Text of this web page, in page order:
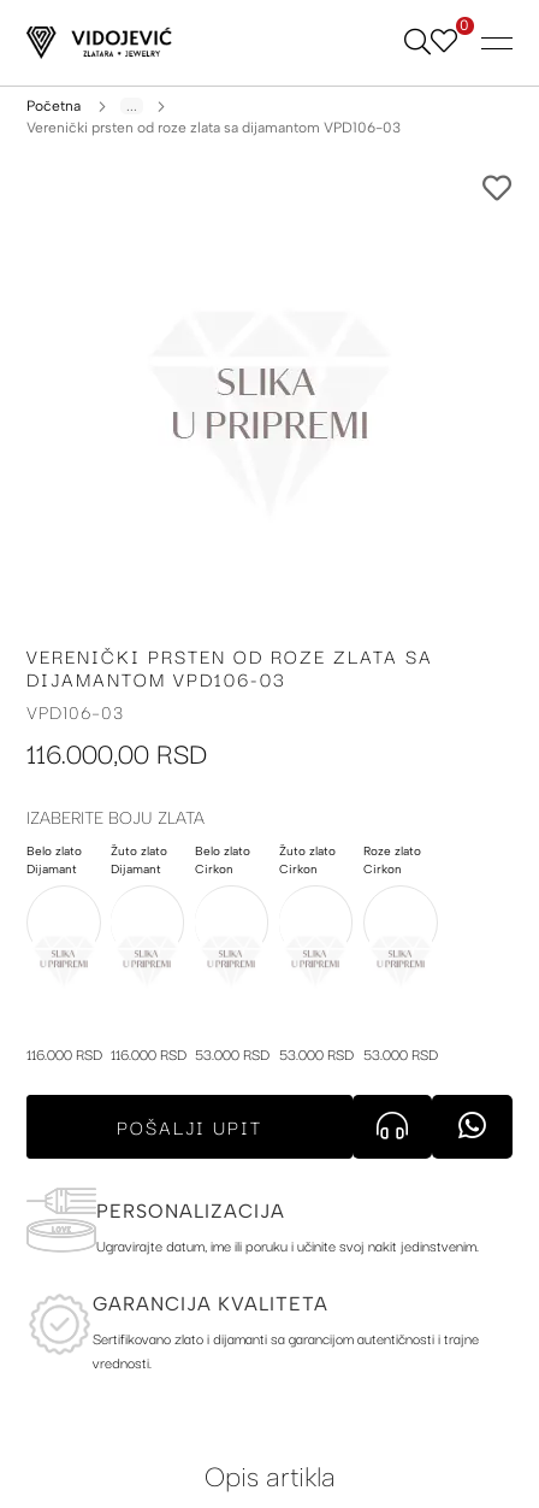
Skip
0
Početna
...
Verenički prsten od roze zlata sa dijamantom VPD106-03
Skip
to
the
of
gallery
VERENIČKI PRSTEN OD ROZE ZLATA SA
DIJAMANTOM VPD106-03
VPD106-03
116.000,00 RSD
IZABERITE BOJU ZLATA
Belo zlato
Dijamant
116.000 RSD
Žuto zlato
Dijamant
116.000 RSD
Belo zlato
Cirkon
53.000 RSD
Žuto zlato
Cirkon
53.000 RSD
Roze zlato
Cirkon
53.000 RSD
POŠALJI UPIT
PERSONALIZACIJA
Ugravirajte datum, ime ili poruku i učinite svoj nakit jedinstvenim.
GARANCIJA KVALITETA
Sertifikovano zlato i dijamanti sa garancijom autentičnosti i trajne
vrednosti.
Opis artikla